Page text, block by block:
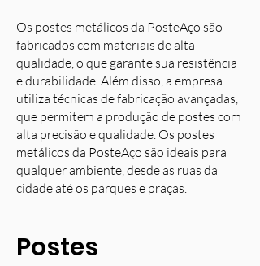
Os postes metálicos da PosteAço são
fabricados com materiais de alta
qualidade, o que garante sua resistência
e durabilidade. Além disso, a empresa
utiliza técnicas de fabricação avançadas,
que permitem a produção de postes com
alta precisão e qualidade. Os postes
metálicos da PosteAço são ideais para
qualquer ambiente, desde as ruas da
cidade até os parques e praças.
Postes